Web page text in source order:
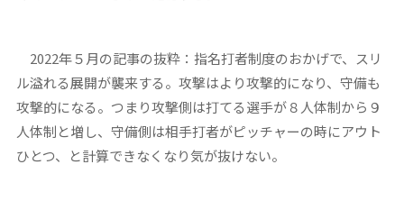
2022年５月の記事の抜粋：指名打者制度のおかげで、スリ
ル溢れる展開が襲来する。攻撃はより攻撃的になり、守備も
攻撃的になる。つまり攻撃側は打てる選手が８人体制から９
人体制と増し、守備側は相手打者がピッチャーの時にアウト
ひとつ、と計算できなくなり気が抜けない。